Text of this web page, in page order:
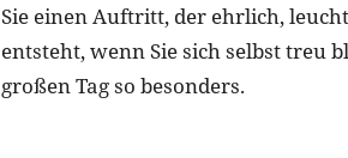
Sie einen Auftritt, der ehrlich,
entsteht, wenn Sie sich selbst treu
großen Tag so besonders.